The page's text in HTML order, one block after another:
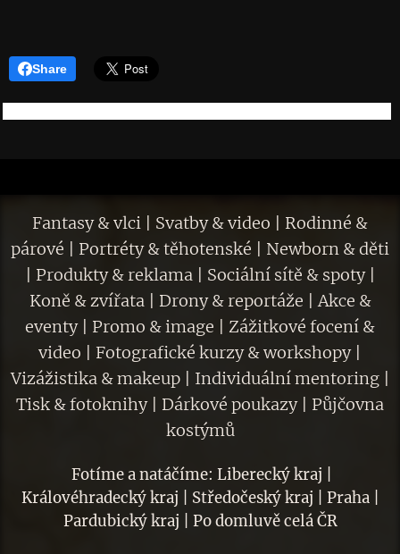
Share
Fantasy & vlci | Svatby & video | Rodinné &
párové | Portréty & těhotenské | Newborn & děti
| Produkty & reklama | Sociální sítě & spoty |
Koně & zvířata | Drony & reportáže | Akce &
eventy | Promo & image | Zážitkové focení &
video | Fotografické kurzy & workshopy |
Vizážistika & makeup | Individuální mentoring |
Tisk & fotoknihy | Dárkové poukazy | Půjčovna
kostýmů
Fotíme a natáčíme: Liberecký kraj |
Královéhradecký kraj | Středočeský kraj | Praha |
Pardubický kraj | Po domluvě celá ČR